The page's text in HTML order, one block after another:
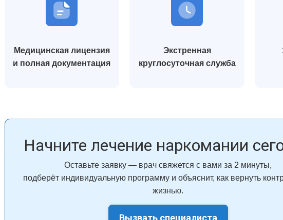
Медицинская лицензия
и полная документация
Экстренная
круглосуточная служба
Начните лечение наркомании
Оставьте заявку — врач свяжется с вами за 2 минуты,
подберёт индивидуальную программу и объяснит, как вернуть
жизнью.
Вызвать специалиста